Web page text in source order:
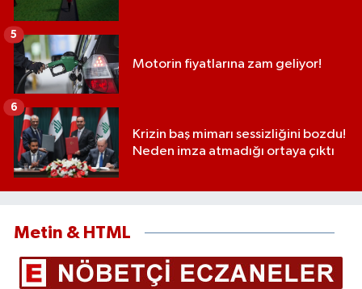
Motorin fiyatlarına zam geliyor!
5
Krizin baş mimarı sessizliğini bozdu!
Neden imza atmadığı ortaya çıktı
6
Metin & HTML